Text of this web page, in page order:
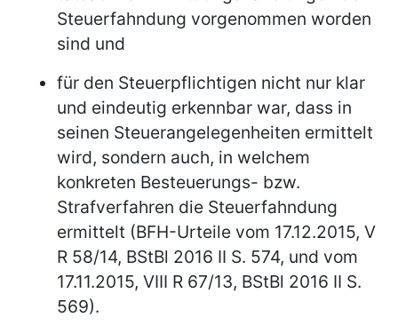
Steuerfahndung vorgenommen worden
sind und
für den Steuerpflichtigen nicht nur klar
und eindeutig erkennbar war, dass in
seinen Steuerangelegenheiten ermittelt
wird, sondern auch, in welchem
konkreten Besteuerungs- bzw.
Strafverfahren die Steuerfahndung
ermittelt (BFH-Urteile vom 17.12.2015, V
R 58/14, BStBl 2016 II S. 574, und vom
17.11.2015, VIII R 67/13, BStBl 2016 II S.
569).